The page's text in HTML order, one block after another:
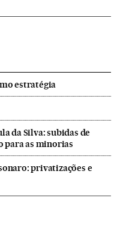
estratégia
da Silva: subidas de
para as minorias
privatizações e